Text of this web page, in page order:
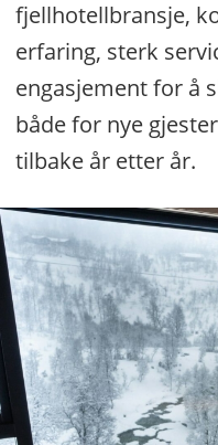
fjellhotellbransje,
erfaring, sterk
engasjement for å
både for nye
tilbake år etter år.